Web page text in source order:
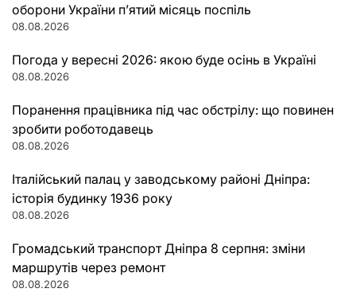
оборони України п’ятий місяць поспіль
08.08.2026
Погода у вересні 2026: якою буде осінь в Україні
08.08.2026
Поранення працівника під час обстрілу: що повинен
зробити роботодавець
08.08.2026
Італійський палац у заводському районі Дніпра:
історія будинку 1936 року
08.08.2026
Громадський транспорт Дніпра 8 серпня: зміни
маршрутів через ремонт
08.08.2026